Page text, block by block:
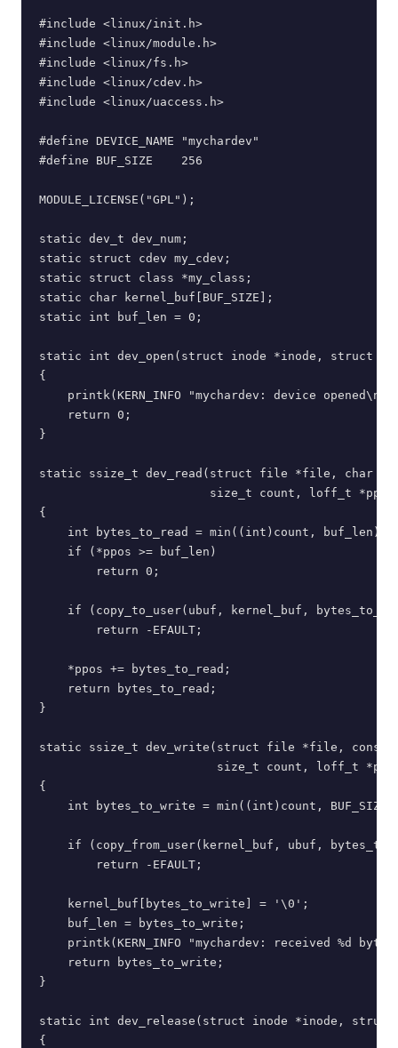
#include <linux/init.h>
#include <linux/module.h>
#include <linux/fs.h>
#include <linux/cdev.h>
#include <linux/uaccess.h>
#define DEVICE_NAME "mychardev"
#define BUF_SIZE    256
MODULE_LICENSE("GPL");
static dev_t dev_num;
static struct cdev my_cdev;
static struct class *my_class;
static char kernel_buf[BUF_SIZE];
static int buf_len = 0;
static int dev_open(struct inode *inode, struct
{
printk(KERN_INFO "mychardev: device
    return 0;
}
static ssize_t dev_read(struct file *file, char
size_t count, loff_t
{
    int bytes_to_read = min((int)count, buf_len);
    if (*ppos >= buf_len)
        return 0;
if (copy_to_user(ubuf, kernel_buf,
        return -EFAULT;
    *ppos += bytes_to_read;
    return bytes_to_read;
}
static ssize_t dev_write(struct file *file, const
size_t count, loff_t
{
int bytes_to_write = min((int)count, BUF_SIZE
if (copy_from_user(kernel_buf, ubuf,
        return -EFAULT;
    kernel_buf[bytes_to_write] = '\0';
    buf_len = bytes_to_write;
printk(KERN_INFO "mychardev: received %d
    return bytes_to_write;
}
static int dev_release(struct inode *inode,
{